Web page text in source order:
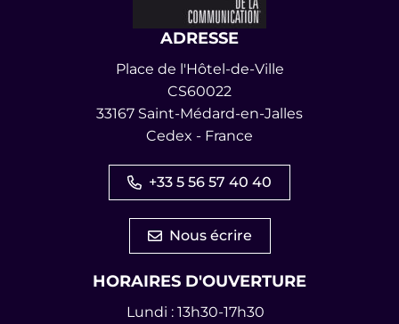
ADRESSE
Place de l'Hôtel-de-Ville
CS60022
33167 Saint-Médard-en-Jalles
Cedex - France
+33 5 56 57 40 40
Nous écrire
HORAIRES D'OUVERTURE
Lundi : 13h30-17h30